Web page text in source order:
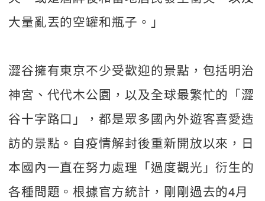
大量亂丟的空罐和瓶子。」
澀谷擁有東京不少受歡迎的景點，包括明治
神宮、代代木公園，以及全球最繁忙的「澀
谷十字路口」，都是眾多國內外遊客喜愛造
訪的景點。自疫情解封後重新開放以來，日
本國內一直在努力處理「過度觀光」衍生的
各種問題。根據官方統計，剛剛過去的4月